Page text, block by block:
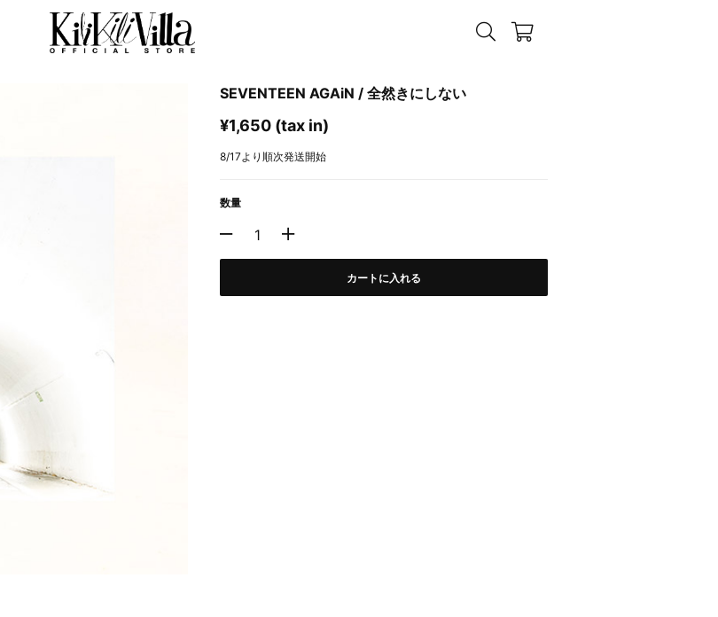
SEVENTEEN AGAiN / 全然きにしない
¥1,650 (tax in)
8/17より順次発送開始
数量
カートに入れる